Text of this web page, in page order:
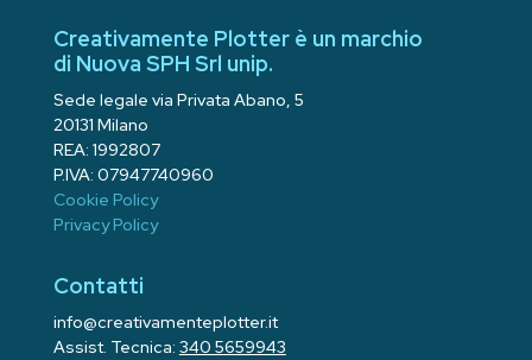
Creativamente Plotter è un marchio
di Nuova SPH Srl unip.
Sede legale via Privata Abano, 5
20131 Milano
REA: 1992807
P.IVA: 07947740960
Cookie Policy
Privacy Policy
Contatti
info@creativamenteplotter.it
Assist. Tecnica: 340 5659943